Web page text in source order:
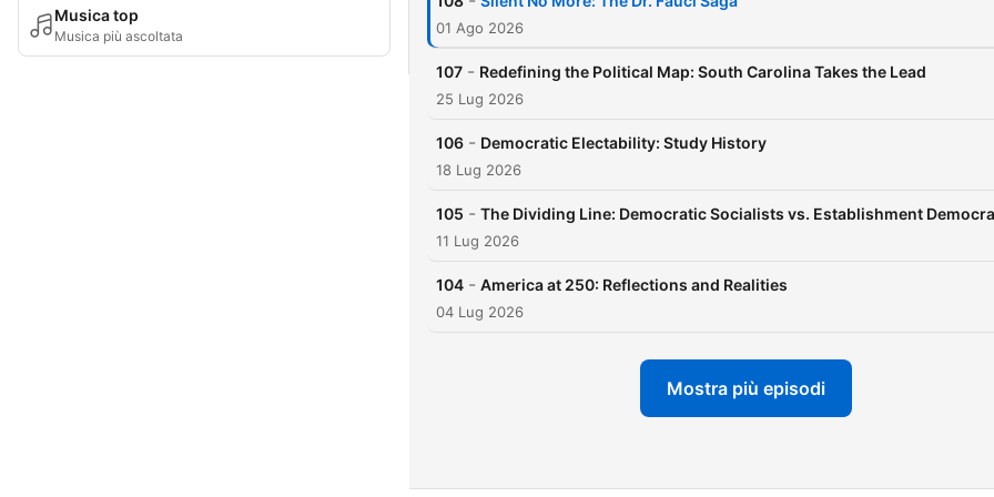
Musica top
Musica più ascoltata 01 Ago 2026
107 - Redefining the Political Map: South Carolina Takes the Lead
25 Lug 2026
106 - Democratic Electability: Study History
18 Lug 2026
105 - The Dividing Line: Democratic Socialists vs. Establishment
11 Lug 2026
104 - America at 250: Reflections and Realities
04 Lug 2026
Mostra più episodi